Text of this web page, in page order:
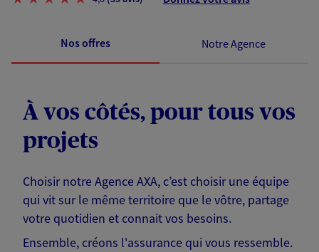
Nos offres Notre Agence
À vos côtés, pour tous vos
projets
Choisir notre Agence AXA, c’est choisir une équipe
qui vit sur le même territoire que le vôtre, partage
votre quotidien et connait vos besoins.
Ensemble, créons l'assurance qui vous ressemble.